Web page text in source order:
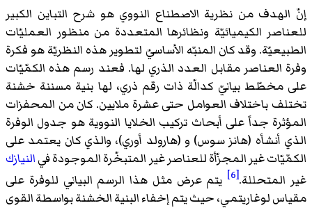
إنّ الهدف من نظرية الاصطناع النووي هو شرح التباين الكبير
للعناصر الكيميائيّة ونظائرها المتعددة من منظور العمليّات
الطبيعيّة. وقد كان المنبّه الأساسيّ لتطوير هذه النظريّة هو فكرة
وفرة العناصر مقابل العدد الذري لها. فعند رسم هذه الكمّيّات
على مخطّط بيانيّ كدالّة ذات رقم ذري، لها بنية مسننة خشنة
تختلف باختلاف العوامل حتى عشرة ملايين. كان من المحفزات
المؤثرة جداً على أبحاث تركيب الخلايا النووية هو جدول الوفرة
الذي أنشأه (هانز سوس) و (هارولد أوري)، والذي كان يعتمد على
الكمّيّات غير المجزّأة للعناصر غير المتبخّرة الموجودة فيالنيازك
غير المتحللة.[6]
يتم عرض مثل هذا الرسم البياني للوفرة على
مقياس لوغاريتمي، حيث يتم إخفاء البنية الخشنة بواسطة القوى